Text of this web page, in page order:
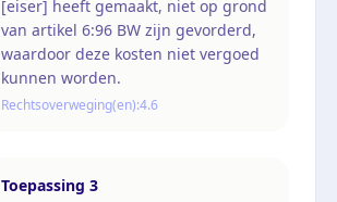
[eiser] heeft gemaakt, niet op grond
van artikel 6:96 BW zijn gevorderd,
waardoor deze kosten niet vergoed
kunnen worden.
Rechtsoverweging(en):4.6
Toepassing 3